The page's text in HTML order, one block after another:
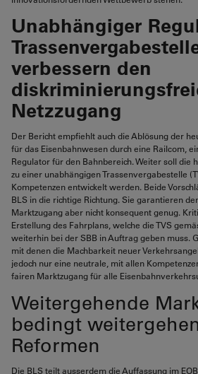
Unabhängiger
verbessern den
Netzzugang
Der Bericht empfiehlt auch die Ablösung der
für das Eisenbahnwesen durch eine Railcom,
Regulator für den Bahnbereich. Weiter soll die
zu einer unabhängigen Trassenvergabestelle
Kompetenzen entwickelt werden. Beide
BLS in die richtige Richtung. Sie garantieren
Marktzugang aber nicht konsequent genug.
Erstellung des Fahrplans, welche die TVS
weiterhin bei der SBB in Auftrag geben muss.
mit denen die Machbarkeit neuer
jedoch nur eine neutrale, mit allen
fairen Marktzugang für alle
Weitergehende
bedingt
Reformen
Die BLS teilt ausserdem die Auffassung im